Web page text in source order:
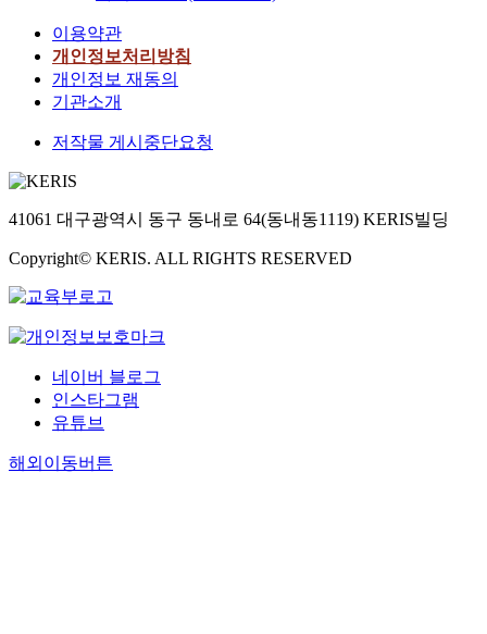
이용약관
개인정보처리방침
개인정보 재동의
기관소개
저작물 게시중단요청
41061 대구광역시 동구 동내로 64(동내동1119) KERIS빌딩
Copyright© KERIS. ALL RIGHTS RESERVED
네이버 블로그
인스타그램
유튜브
해외이동버튼